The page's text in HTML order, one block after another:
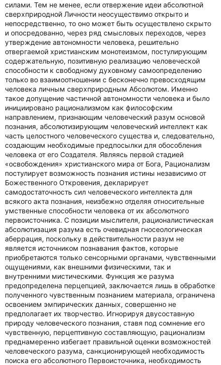
силами. Тем не менее, если отвержение идеи абсолютной
сверхприродной Личности неосуществимо открыто и
непосредственно, то оно может быть осуществлено скрыто
и опосредованно, через ряд смысловых переходов, через
утверждение автономности человека, решительно
отвергаемой христианским монотеизмом, постулирующим
содержательную, позитивную реализацию человеческой
способности к свободному духовному самоопределению
только во взаимоотношении с бесконечно превосходящим
человека личным сверхприродным Абсолютом. Именно
такое допущение частичной автономности человека и было
инициировано рационализмом как философским
направлением, признающим человеческий разум основой
познания, абсолютизирующим человеческий интеллект как
часть целостного человеческого существа и, следовательно,
создающим необходимые предпосылки для обособления
человека от его Создателя. Являясь первой стадией
«освобождения» христианского мира от Бога, Рационализм
постулирует возможность познания истины независимо от
Божественного Откровения, декларирует
самодостаточность сил человеческого интеллекта для
всякого акта познания, неизбежно отделяя относительные
умственные способности человека от их абсолютного
первоисточника. С позиции мыслителя, рационалистическая
абсолютизация разума есть очевидная гносеологическая
аберрация, поскольку в действительности разум не
является источником познавания фактов, которые
приобретаются только сенсорными органами, чувственными
ощущениями, как внешними физическими, так и
внутренними мистическими. Функция же разума
предопределена перцепцией, заключается лишь в обработке
полученного чувственным познанием материала, ограничена
освоением эмпирических данных, совершенно не
предполагает их творчество. Игнорируя двусоставную
природу человеческого познания, ставя под сомнение его
чувственную, перцептивную составляющую, рационализм
преднамеренно избегает правильной оценки возможностей
человеческого разума, санкционирующей необходимость
поиска его абсолютного Первоисточника, необходимость